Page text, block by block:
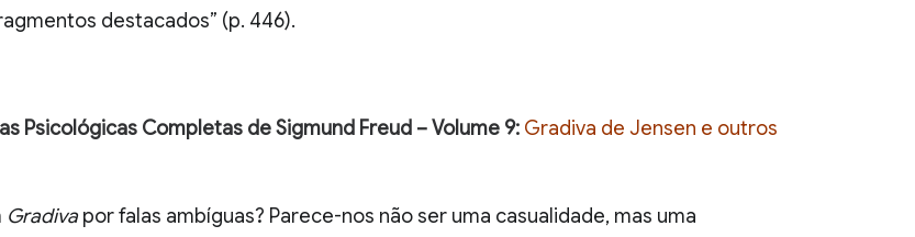
destacados” (p. 446).
Psicológicas Completas de Sigmund Freud – Volume 9: Gradiva de Jensen e outros
Gradivapor falas ambíguas? Parece-nos não ser uma casualidade, mas uma